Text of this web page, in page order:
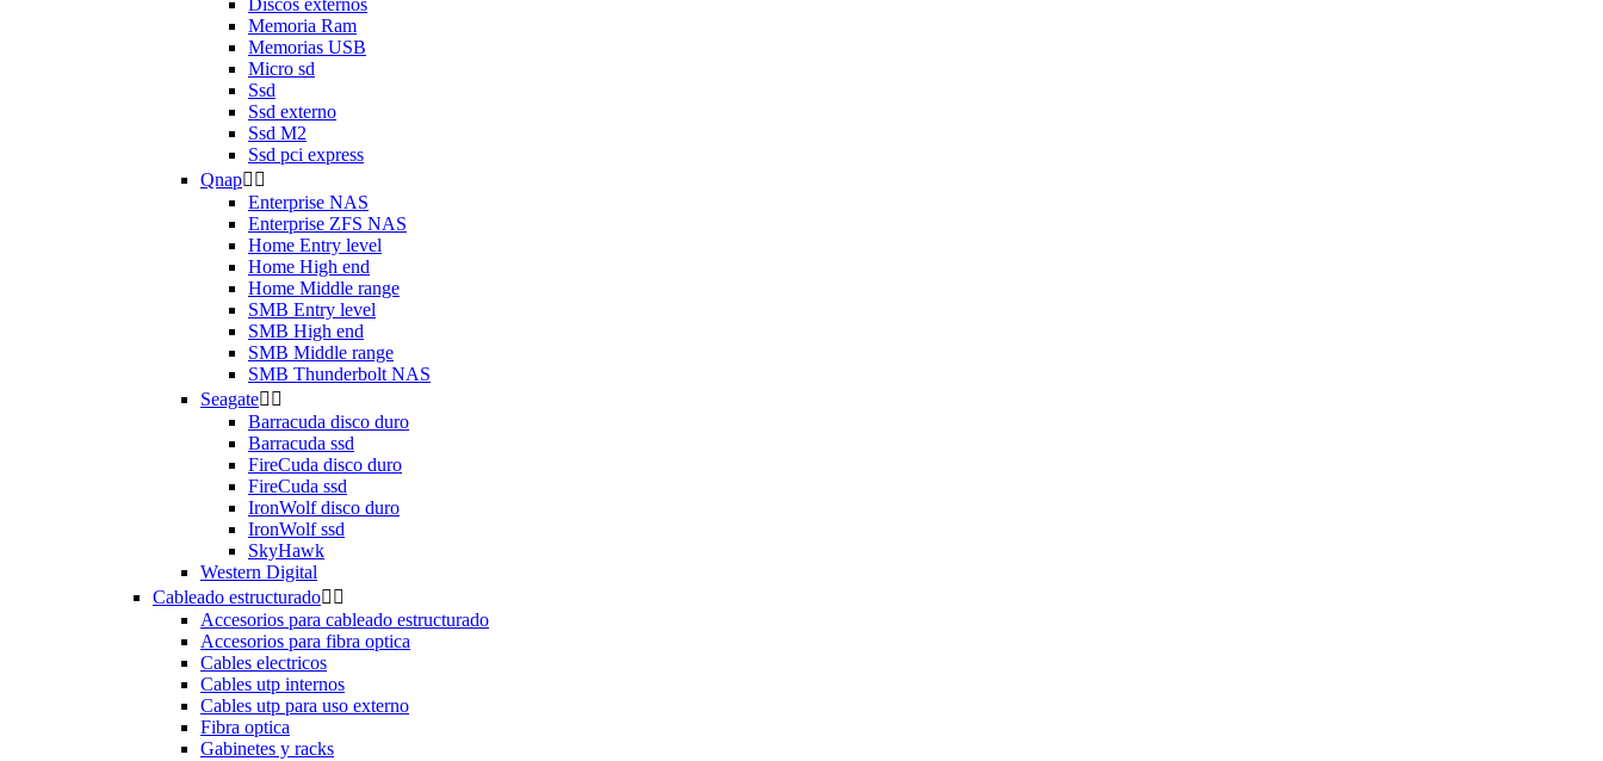
Discos externos
Memoria Ram
Memorias USB
Micro sd
Ssd
Ssd externo
Ssd M2
Ssd pci express
Qnap 
Enterprise NAS
Enterprise ZFS NAS
Home Entry level
Home High end
Home Middle range
SMB Entry level
SMB High end
SMB Middle range
SMB Thunderbolt NAS
Seagate 
Barracuda disco duro
Barracuda ssd
FireCuda disco duro
FireCuda ssd
IronWolf disco duro
IronWolf ssd
SkyHawk
Western Digital
Cableado estructurado 
Accesorios para cableado estructurado
Accesorios para fibra optica
Cables electricos
Cables utp internos
Cables utp para uso externo
Fibra optica
Gabinetes y racks